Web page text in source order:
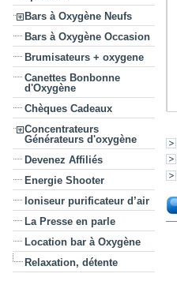
Bars à Oxygène Neufs
Bars à Oxygène Occasion
Brumisateurs + oxygene
Canettes Bonbonne
d'Oxygène
Chèques Cadeaux
Concentrateurs
Générateurs d'oxygène
Devenez Affiliés
Energie Shooter
Ioniseur purificateur d’air
La Presse en parle
Location bar à Oxygène
Relaxation, détente